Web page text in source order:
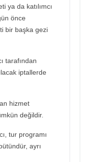
ya da katılımcı
önce
bir başka gezi
tarafından
iptallerde
hizmet
değildir.
tur programı
ayrı